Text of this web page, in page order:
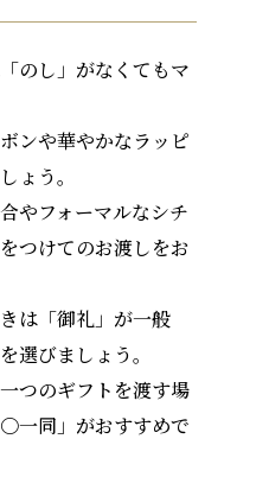
のし」がなくてもマ
ンや華やかなラッピ
ょう。
やフォーマルなシチ
つけてのお渡しをお
は「御礼」が一般
選びましょう。
つのギフトを渡す場
一同」がおすすめで